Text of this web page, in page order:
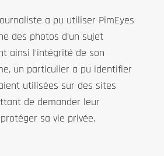
a pu utiliser PimEyes
des photos d’un sujet
ainsi l’intégrité de son
un particulier a pu identifier
utilisées sur des sites
de demander leur
sa vie privée.